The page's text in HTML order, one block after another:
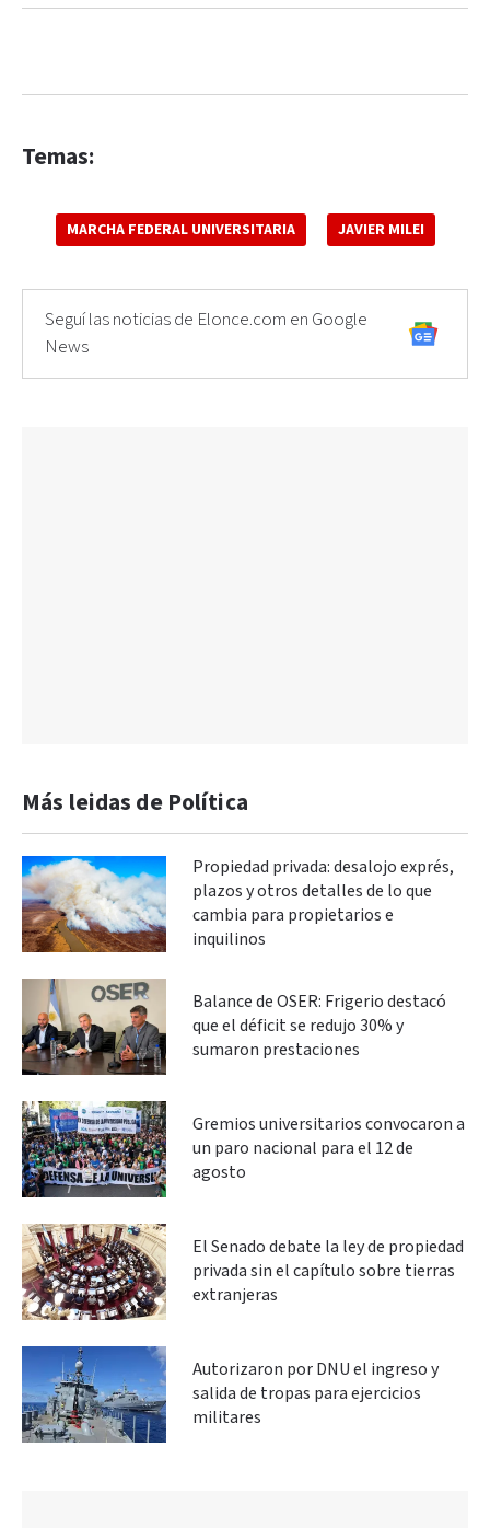
Temas:
MARCHA FEDERAL UNIVERSITARIA JAVIER MILEI
Seguí las noticias de Elonce.com en Google
News
Más leidas de Política
Propiedad privada: desalojo exprés,
plazos y otros detalles de lo que
cambia para propietarios e
inquilinos
Balance de OSER: Frigerio destacó
que el déficit se redujo 30% y
sumaron prestaciones
Gremios universitarios convocaron a
un paro nacional para el 12 de
agosto
El Senado debate la ley de propiedad
privada sin el capítulo sobre tierras
extranjeras
Autorizaron por DNU el ingreso y
salida de tropas para ejercicios
militares